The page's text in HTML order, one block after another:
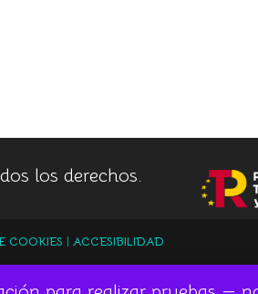
los derechos.
COOKIES |ACCESIBILIDAD